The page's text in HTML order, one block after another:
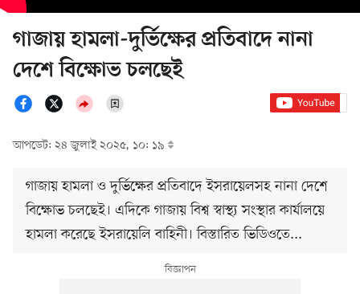
গাজায় হামলা-দুর্ভিক্ষের প্রতিবাদে নানা
দেশে বিক্ষোভ চলছেই
আপডেট: ২৪ জুলাই ২০২৫, ১০: ১৯
গাজায় হামলা ও দুর্ভিক্ষের প্রতিবাদে ইসরায়েলসহ নানা দেশে
বিক্ষোভ চলছেই। এদিকে গাজায় বিশ্ব স্বাস্থ্য সংস্থার কার্যালয়ে
হামলা করেছে ইসরায়েলি বাহিনী। বিস্তারিত ভিডিওতে...